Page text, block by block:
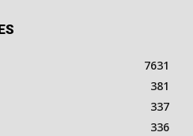
7631
381
337
336